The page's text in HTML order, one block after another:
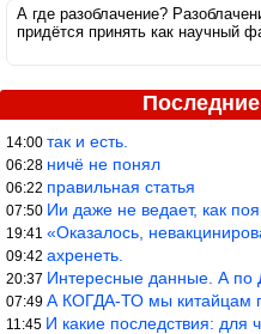
А где разоблачение?
придётся принять как научный
14:00 так и есть.
06:28 ничё не понял
06:22 правильная статья
07:50 Ии даже не ведает, как
19:41 «Оказалось,
09:42 ахренеть.
20:37 Интересные данные. А по ДНК
07:49 А КОГДА-ТО мы китайцам
11:45 И какие последствия: для